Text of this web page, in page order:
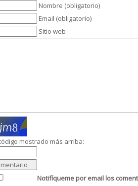
Nombre (obligatorio)
Email (obligatorio)
Sitio web
mostrado más arriba:
Notifíqueme por email los